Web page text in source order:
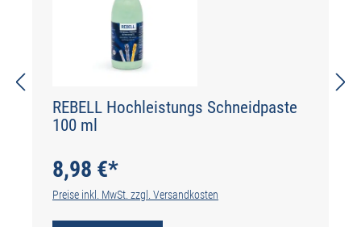
REBELL Hochleistungs Schneidpaste
100 ml
8,98 €*
Preise inkl. MwSt. zzgl. Versandkosten